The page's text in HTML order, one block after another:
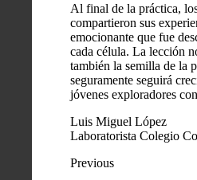
Al final de la práctica,
compartieron sus
emocionante que fue
cada célula. La lección
también la semilla de la
seguramente seguirá
jóvenes exploradores
Luis Miguel López
Laboratorista Colegio
Previous